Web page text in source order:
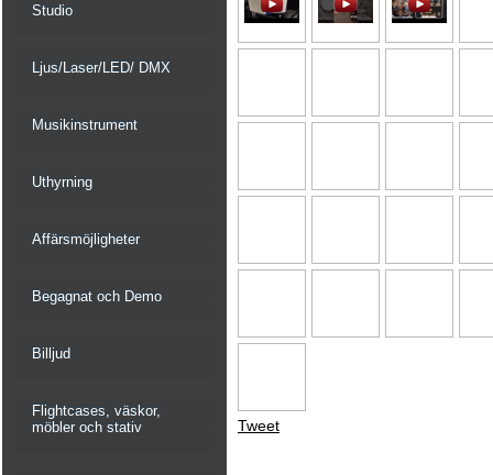
Studio
Ljus/Laser/LED/ DMX
Musikinstrument
Uthyrning
Affärsmöjligheter
Begagnat och Demo
Billjud
Flightcases, väskor,
möbler och stativ
Tweet